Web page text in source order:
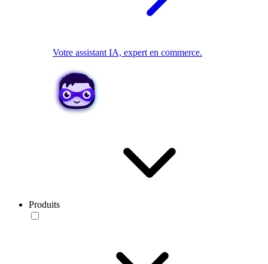
Votre assistant IA, expert en commerce.
Produits